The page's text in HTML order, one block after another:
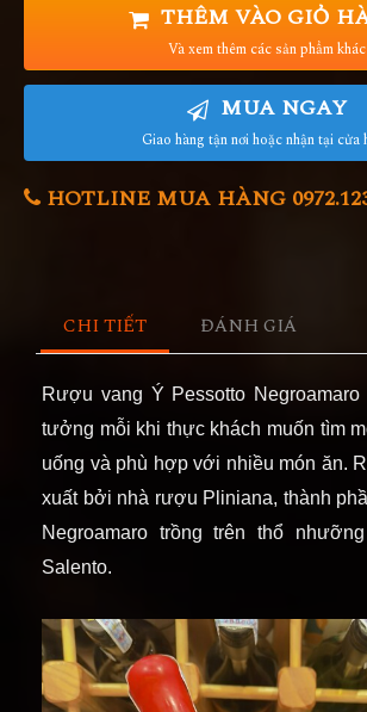
THÊM VÀO GIỎ
Và xem thêm các sản phẩm khác
MUA NGAY
Giao hàng tận nơi hoặc nhận tại cửa
HOTLINE MUA HÀNG
CHI TIẾT ĐÁNH GIÁ
Rượu vang Ý Pessotto
tưởng mỗi khi thực khách muốn tìm
uống và phù hợp với nhiều món ăn.
xuất bởi nhà rượu Pliniana, thành
Negroamaro trồng trên thổ
Salento.